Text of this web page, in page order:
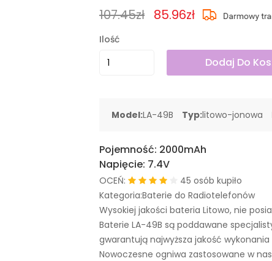
107.45zł 85.96zł
Ilość
Dodaj Do
Model:LA-49B Typ:litowo-jonowa
Pojemność: 2000mAh
Napięcie: 7.4V
OCEŃ:
45 osób kupiło
Kategoria:Baterie do Radiotelefonów
Wysokiej jakości bateria Litowo, nie
Baterie LA-49B są poddawane
gwarantują najwyższa jakość wykonania
Nowoczesne ogniwa zastosowane w